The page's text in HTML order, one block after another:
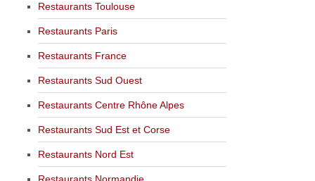
Restaurants Toulouse
Restaurants Paris
Restaurants France
Restaurants Sud Ouest
Restaurants Centre Rhône Alpes
Restaurants Sud Est et Corse
Restaurants Nord Est